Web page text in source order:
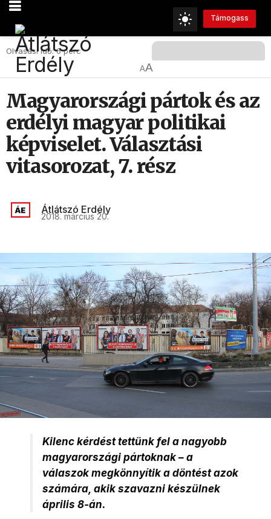
Támogass
Olvasási Idő: 6 perc
AA
Magyarországi pártok és az
erdélyi magyar politikai
képviselet. Választási
vitasorozat, 7. rész
Átlátszó Erdély
2018. március 20.
Kilenc kérdést tettünk fel a nagyobb
magyarországi pártoknak – a
válaszok megkönnyítik a döntést azok
számára, akik szavazni készülnek
április 8-án.